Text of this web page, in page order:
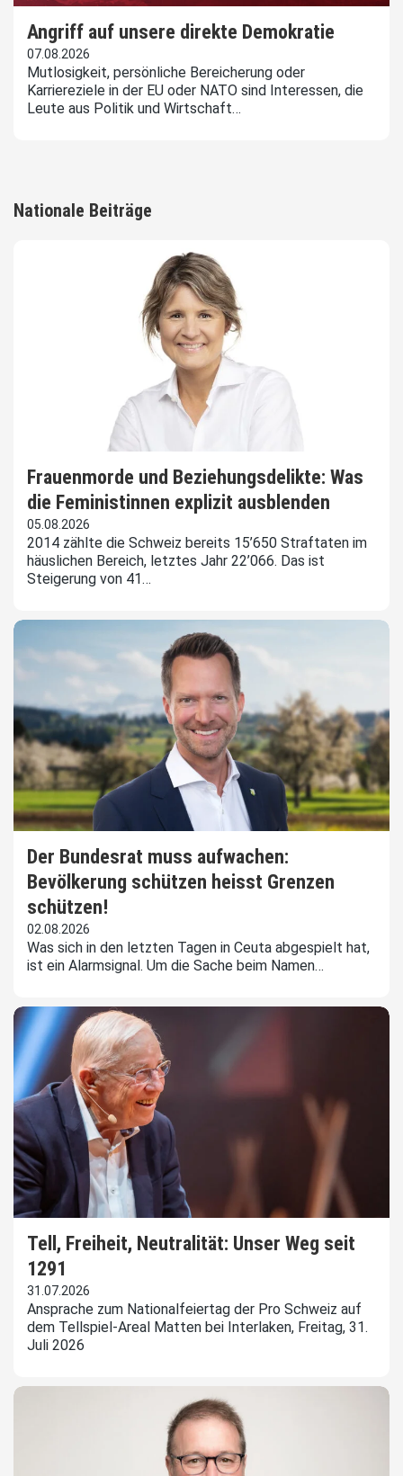
Angriff auf unsere direkte Demokratie
07.08.2026
Mutlosigkeit, persönliche Bereicherung oder
Karriereziele in der EU oder NATO sind Interessen, die
Leute aus Politik und Wirtschaft…
Nationale Beiträge
Frauenmorde und Beziehungsdelikte: Was
die Feministinnen explizit ausblenden
05.08.2026
2014 zählte die Schweiz bereits 15’650 Straftaten im
häuslichen Bereich, letztes Jahr 22’066. Das ist
Steigerung von 41…
Der Bundesrat muss aufwachen:
Bevölkerung schützen heisst Grenzen
schützen!
02.08.2026
Was sich in den letzten Tagen in Ceuta abgespielt hat,
ist ein Alarmsignal. Um die Sache beim Namen…
Tell, Freiheit, Neutralität: Unser Weg seit
1291
31.07.2026
Ansprache zum Nationalfeiertag der Pro Schweiz auf
dem Tellspiel-Areal Matten bei Interlaken, Freitag, 31.
Juli 2026